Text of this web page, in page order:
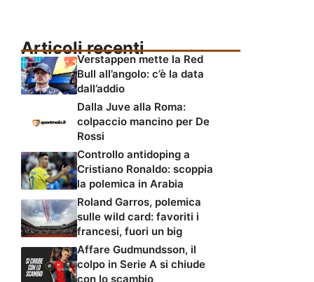
Articoli recenti
Verstappen mette la Red
Bull all’angolo: c’è la data
dall’addio
Dalla Juve alla Roma:
colpaccio mancino per De
Rossi
Controllo antidoping a
Cristiano Ronaldo: scoppia
la polemica in Arabia
Roland Garros, polemica
sulle wild card: favoriti i
francesi, fuori un big
Affare Gudmundsson, il
colpo in Serie A si chiude
con lo scambio